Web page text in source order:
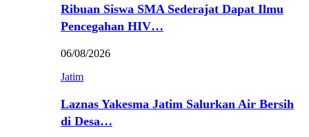
Ribuan Siswa SMA Sederajat Dapat Ilmu
Pencegahan HIV…
06/08/2026
Jatim
Laznas Yakesma Jatim Salurkan Air Bersih
di Desa…